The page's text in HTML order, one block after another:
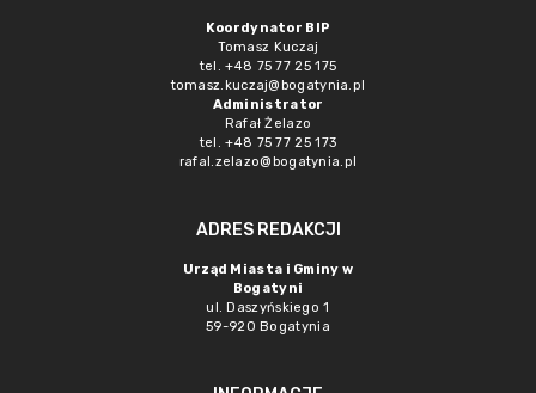
Koordynator BIP
Tomasz Kuczaj
tel. +48 75 77 25 175
tomasz.kuczaj@bogatynia.pl
Administrator
Rafał Żelazo
tel. +48 75 77 25 173
rafal.zelazo@bogatynia.pl
ADRES REDAKCJI
Urząd Miasta i Gminy w
Bogatyni
ul. Daszyńskiego 1
59-920 Bogatynia